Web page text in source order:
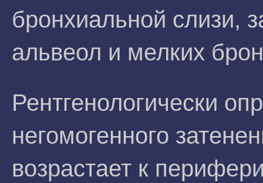
бронхиальной слизи,
альвеол и мелких
Рентгенологически
негомогенного
возрастает к